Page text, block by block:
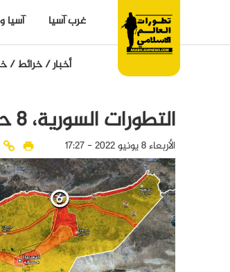
غرب آسيا آسيا
أخبار/خرائط/
التطورات السورية، 8 حزيران \ يونيو 2022
الأربعاء 8 يونيو 2022 - 17:27